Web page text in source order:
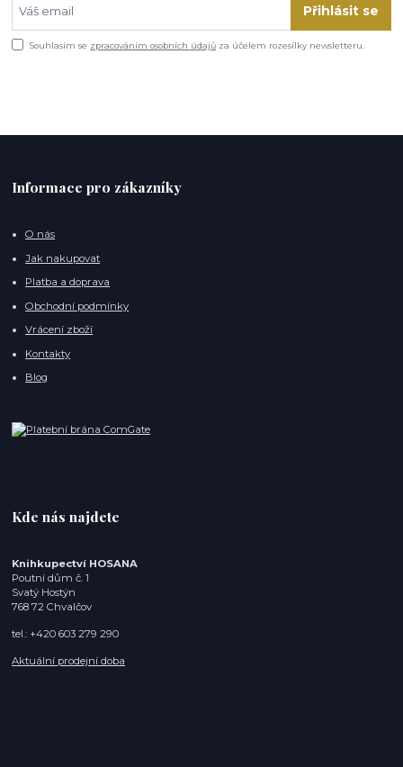
Přihlásit se
Souhlasím se zpracováním osobních údajů za účelem rozesílky newsletteru.
Informace pro zákazníky
O nás
Jak nakupovat
Platba a doprava
Obchodní podmínky
Vrácení zboží
Kontakty
Blog
Kde nás najdete
Knihkupectví HOSANA
Poutní dům č. 1
Svatý Hostýn
768 72 Chvalčov
tel.: +420 603 279 290
Aktuální prodejní doba